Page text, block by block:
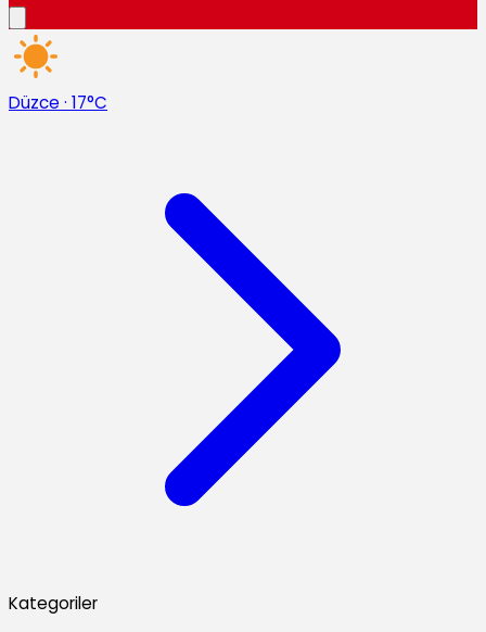
Düzce · 17°C
Kategoriler